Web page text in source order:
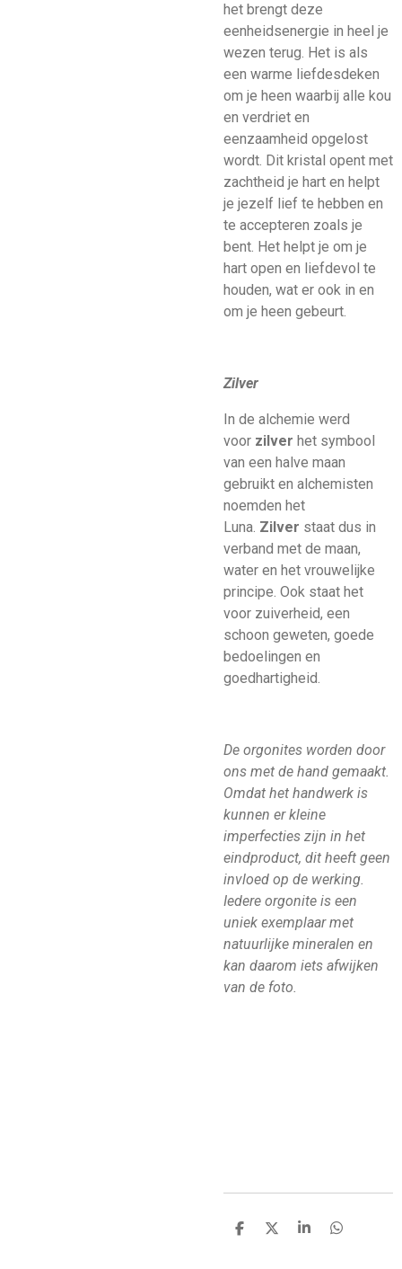
het brengt deze
eenheidsenergie in heel je
wezen terug. Het is als
een warme liefdesdeken
om je heen waarbij alle kou
en verdriet en
eenzaamheid opgelost
wordt. Dit kristal opent met
zachtheid je hart en helpt
je jezelf lief te hebben en
te accepteren zoals je
bent. Het helpt je om je
hart open en liefdevol te
houden, wat er ook in en
om je heen gebeurt.
Zilver
In de alchemie werd
voor zilver het symbool
van een halve maan
gebruikt en alchemisten
noemden het
Luna. Zilver staat dus in
verband met de maan,
water en het vrouwelijke
principe. Ook staat het
voor zuiverheid, een
schoon geweten, goede
bedoelingen en
goedhartigheid.
De orgonites worden door
ons met de hand gemaakt.
Omdat het handwerk is
kunnen er kleine
imperfecties zijn in het
eindproduct, dit heeft geen
invloed op de werking.
Iedere orgonite is een
uniek exemplaar met
natuurlijke mineralen en
kan daarom iets afwijken
van de foto.
D
D
S
D